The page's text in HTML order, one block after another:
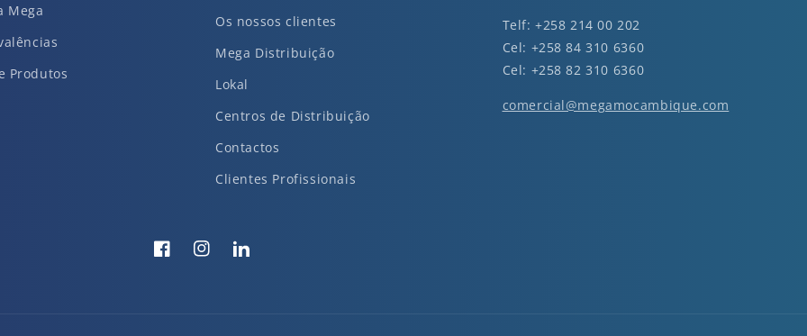
Mega
Produtos
Os nossos clientes
Mega Distribuição
Lokal
Centros de Distribuição
Contactos
Clientes Profissionais
Telf: +258 214 00 202
Cel: +258 84 310 6360
Cel: +258 82 310 6360
comercial@megamocambique.com
FacebookInstagramTranslation